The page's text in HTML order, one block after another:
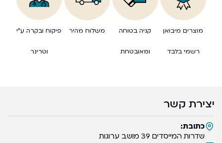
מוצרים מיבואן
רשמי בלבד
קניה בטוחה
ומאובטחת
משלוח מהיר פיקוח ובקרה ע”י
וטרינר
יצירת קשר
כתובת:
שדרות המייסדים 39 מושב ערוגות